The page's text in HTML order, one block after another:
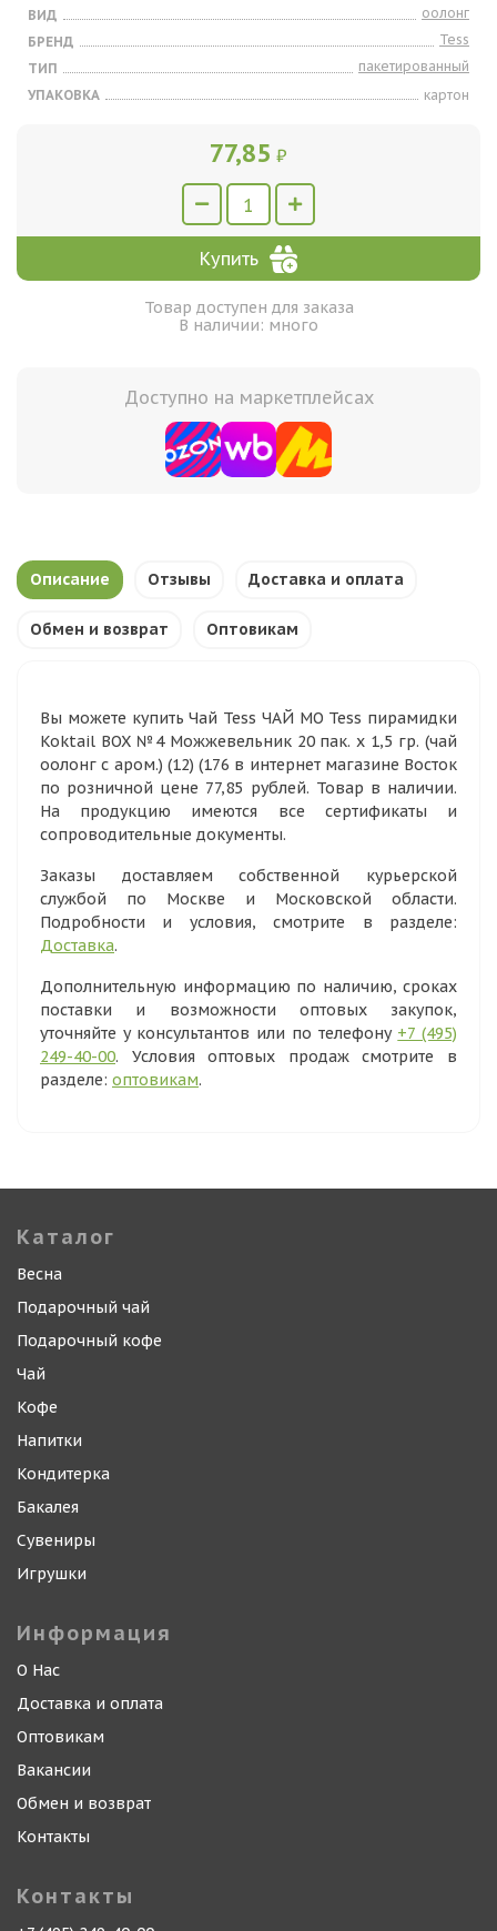
ВИД
оолонг
БРЕНД
Tess
ТИП
пакетированный
УПАКОВКА
картон
77,85 ₽
Купить
Товар доступен для заказа
В наличии: много
Доступно на маркетплейсах
Описание Отзывы Доставка и оплата
Обмен и возврат Оптовикам
Вы можете купить Чай Tess ЧАЙ МО Tess пирамидки
Koktail BOX №4 Можжевельник 20 пак. х 1,5 гр. (чай
оолонг с аром.) (12) (176 в интернет магазине Восток
по розничной цене 77,85 рублей. Товар в наличии.
На продукцию имеются все сертификаты и
сопроводительные документы.
Заказы доставляем собственной курьерской
службой по Москве и Московской области.
Подробности и условия, смотрите в разделе:
Доставка.
Дополнительную информацию по наличию, сроках
поставки и возможности оптовых закупок,
уточняйте у консультантов или по телефону +7 (495)
249-40-00. Условия оптовых продаж смотрите в
разделе: оптовикам.
Каталог
Весна
Подарочный чай
Подарочный кофе
Чай
Кофе
Напитки
Кондитерка
Бакалея
Сувениры
Игрушки
Информация
О Нас
Доставка и оплата
Оптовикам
Вакансии
Обмен и возврат
Контакты
Контакты